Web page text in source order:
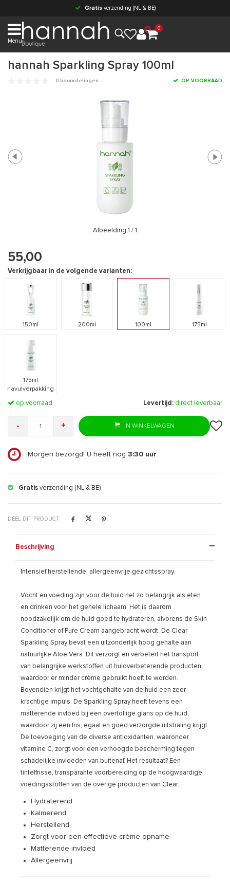
Gratisverzending (NL & BE)
Menu
0
hannah Sparkling Spray 100ml
0 beoordelingen OP VOORRAAD
Afbeelding 1 / 1
55,00
Verkrijgbaar in de volgende varianten:
150ml 200ml 100ml 175ml
175ml
navulverpakking
op voorraad Levertijd: direct leverbaar
- + IN WINKELWAGEN
Morgen bezorgd! U heeft nog 3:30 uur
Gratis verzending (NL & BE)
DEEL DIT PRODUCT
Beschrijving
Intensief herstellende, allergeenvrije gezichtsspray.
Vocht en voeding zijn voor de huid net zo belangrijk als eten
en drinken voor het gehele lichaam. Het is daarom
noodzakelijk om de huid goed te hydrateren, alvorens de Skin
Conditioner of Pure Cream aangebracht wordt. De Clear
Sparkling Spray bevat een uitzonderlijk hoog gehalte aan
natuurlijke Aloë Vera. Dit verzorgt en verbetert het transport
van belangrijke werkstoffen uit huidverbeterende producten,
waardoor er minder crème gebruikt hoeft te worden.
Bovendien krijgt het vochtgehalte van de huid een zeer
krachtige impuls. De Sparkling Spray heeft tevens een
matterende invloed bij een overtollige glans op de huid,
waardoor zij een fris, egaal en goed verzorgde uitstraling krijgt.
De toevoeging van de diverse antioxidanten, waaronder
vitamine C, zorgt voor een verhoogde bescherming tegen
schadelijke invloeden van buitenaf. Het resultaat? Een
tintelfrisse, transparante voorbereiding op de hoogwaardige
voedingsstoffen van de overige producten van Clear.
Hydraterend
Kalmerend
Herstellend
Zorgt voor een effectieve crème opname
Matterende invloed
Allergeenvrij